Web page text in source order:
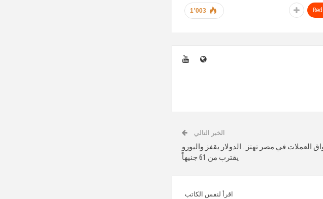
1٬003
الخبر التالي
العملات في مصر تهتز.. الدولار يقفز واليورو
يقترب من 61 جنيهاً
اقرأ لنفس الكاتب